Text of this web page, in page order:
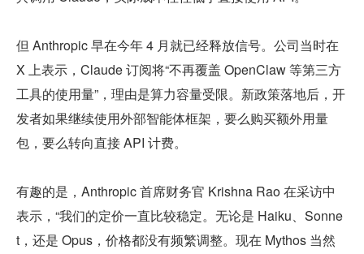
但 Anthropic 早在今年 4 月就已经释放信号。公司当时在
X 上表示，Claude 订阅将“不再覆盖 OpenClaw 等第三方
工具的使用量”，理由是算力容量受限。新政策落地后，开
发者如果继续使用外部智能体框架，要么购买额外用量
包，要么转向直接 API 计费。
有趣的是，Anthropic 首席财务官 Krishna Rao 在采访中
表示，“我们的定价一直比较稳定。无论是 Haiku、Sonne
t，还是 Opus，价格都没有频繁调整。现在 Mythos 当然